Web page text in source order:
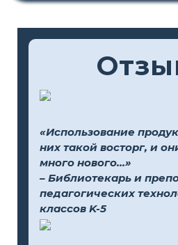
«Использование
них такой восторг, и
много нового...»
– Библиотекарь и
педагогических
классов K-5